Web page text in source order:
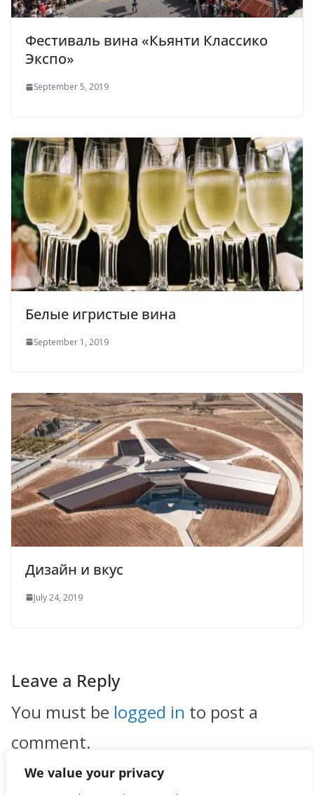
We value your privacy
Фестиваль вина «Кьянти Классико
Экспо»
September 5, 2019
Белые игристые вина
September 1, 2019
Дизайн и вкус
July 24, 2019
Leave a Reply
You must be logged in to post a
comment.